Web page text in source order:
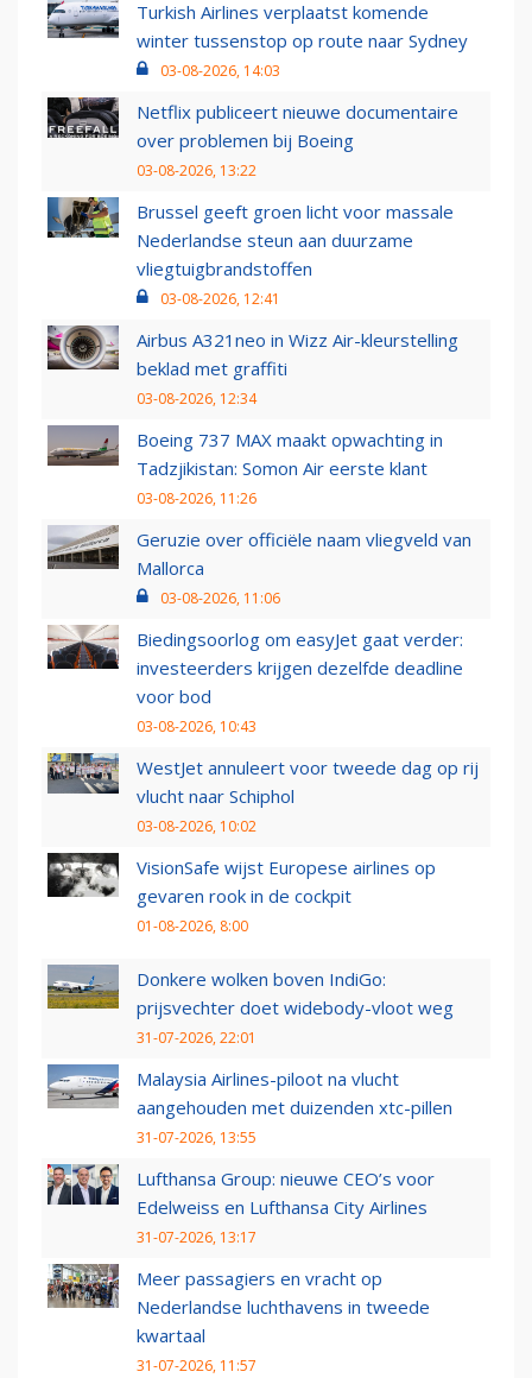
Turkish Airlines verplaatst komende
winter tussenstop op route naar Sydney
03-08-2026, 14:03
Netflix publiceert nieuwe documentaire
over problemen bij Boeing
03-08-2026, 13:22
Brussel geeft groen licht voor massale
Nederlandse steun aan duurzame
vliegtuigbrandstoffen
03-08-2026, 12:41
Airbus A321neo in Wizz Air-kleurstelling
beklad met graffiti
03-08-2026, 12:34
Boeing 737 MAX maakt opwachting in
Tadzjikistan: Somon Air eerste klant
03-08-2026, 11:26
Geruzie over officiële naam vliegveld van
Mallorca
03-08-2026, 11:06
Biedingsoorlog om easyJet gaat verder:
investeerders krijgen dezelfde deadline
voor bod
03-08-2026, 10:43
WestJet annuleert voor tweede dag op rij
vlucht naar Schiphol
03-08-2026, 10:02
VisionSafe wijst Europese airlines op
gevaren rook in de cockpit
01-08-2026, 8:00
Donkere wolken boven IndiGo:
prijsvechter doet widebody-vloot weg
31-07-2026, 22:01
Malaysia Airlines-piloot na vlucht
aangehouden met duizenden xtc-pillen
31-07-2026, 13:55
Lufthansa Group: nieuwe CEO’s voor
Edelweiss en Lufthansa City Airlines
31-07-2026, 13:17
Meer passagiers en vracht op
Nederlandse luchthavens in tweede
kwartaal
31-07-2026, 11:57